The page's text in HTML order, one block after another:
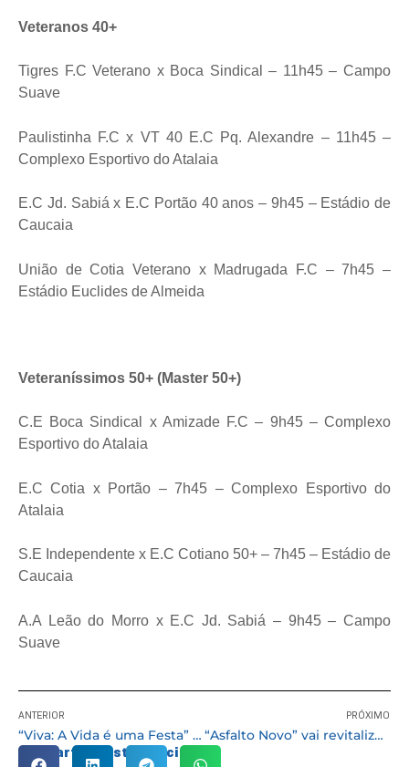
Veteranos 40+
Tigres F.C Veterano x Boca Sindical – 11h45 – Campo
Suave
Paulistinha F.C x VT 40 E.C Pq. Alexandre – 11h45 –
Complexo Esportivo do Atalaia
E.C Jd. Sabiá x E.C Portão 40 anos – 9h45 – Estádio de
Caucaia
União de Cotia Veterano x Madrugada F.C – 7h45 –
Estádio Euclides de Almeida
Veteraníssimos 50+ (Master 50+)
C.E Boca Sindical x Amizade F.C – 9h45 – Complexo
Esportivo do Atalaia
E.C Cotia x Portão – 7h45 – Complexo Esportivo do
Atalaia
S.E Independente x E.C Cotiano 50+ – 7h45 – Estádio de
Caucaia
A.A Leão do Morro x E.C Jd. Sabiá – 9h45 – Campo
Suave
ANTERIOR
“Viva: A Vida é uma Festa” estará em cartaz na Biblioteca Batista Cepelos
PRÓXIMO
“Asfalto Novo” vai revitalizar todas as ruas do bairro Jd. Barro Branco
Compartilhe esta notícia: